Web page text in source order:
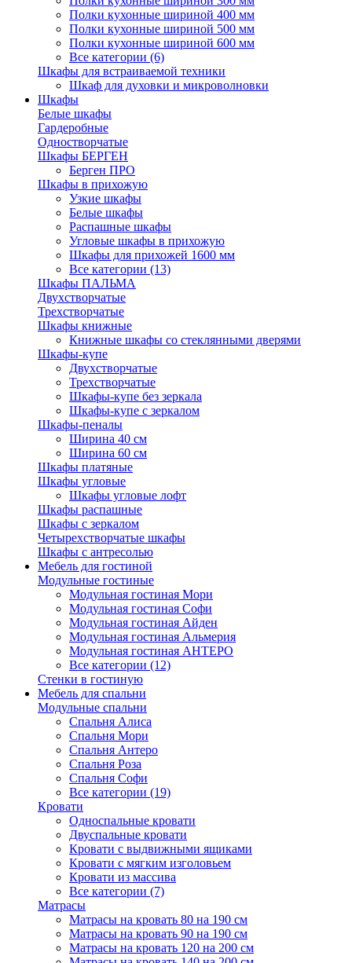
Полки кухонные шириной 400 мм
Полки кухонные шириной 500 мм
Полки кухонные шириной 600 мм
Все категории (6)
Шкафы для встраиваемой техники
Шкаф для духовки и микроволновки
Шкафы
Белые шкафы
Гардеробные
Одностворчатые
Шкафы БЕРГЕН
Берген ПРО
Шкафы в прихожую
Узкие шкафы
Белые шкафы
Распашные шкафы
Угловые шкафы в прихожую
Шкафы для прихожей 1600 мм
Все категории (13)
Шкафы ПАЛЬМА
Двухстворчатые
Трехстворчатые
Шкафы книжные
Книжные шкафы со стеклянными дверями
Шкафы-купе
Двухстворчатые
Трехстворчатые
Шкафы-купе без зеркала
Шкафы-купе с зеркалом
Шкафы-пеналы
Ширина 40 см
Ширина 60 см
Шкафы платяные
Шкафы угловые
Шкафы угловые лофт
Шкафы распашные
Шкафы с зеркалом
Четырехстворчатые шкафы
Шкафы с антресолью
Мебель для гостиной
Модульные гостиные
Модульная гостиная Мори
Модульная гостиная Софи
Модульная гостиная Айден
Модульная гостиная Альмерия
Модульная гостиная АНТЕРО
Все категории (12)
Стенки в гостиную
Мебель для спальни
Модульные спальни
Спальня Алиса
Спальня Мори
Спальня Антеро
Спальня Роза
Спальня Софи
Все категории (19)
Кровати
Односпальные кровати
Двуспальные кровати
Кровати с выдвижными ящиками
Кровати с мягким изголовьем
Кровати из массива
Все категории (7)
Матрасы
Матрасы на кровать 80 на 190 см
Матрасы на кровать 90 на 190 см
Матрасы на кровать 120 на 200 см